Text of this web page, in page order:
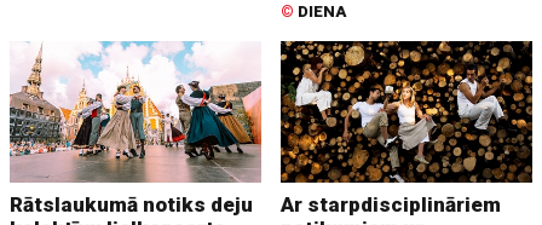
© DIENA
Rātslaukumā notiks deju
Ar starpdisciplināriem